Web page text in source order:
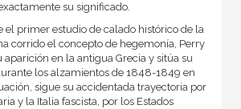
su significado.
el primer estudio de calado histórico de la
corrido el concepto de hegemonía, Perry
aparición en la antigua Grecia y sitúa su
los alzamientos de 1848-1849 en
sigue su accidentada trayectoria por
y la Italia fascista, por los Estados